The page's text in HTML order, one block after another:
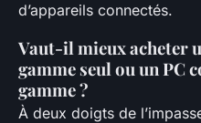
d’appareils connectés.
Vaut-il mieux acheter
gamme seul ou un PC
gamme ?
À deux doigts de